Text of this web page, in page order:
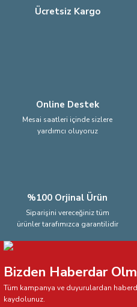
Ürün açıklamasında eksik bilgiler
Ücretsiz Kargo
Online Destek
Mesai saatleri içinde sizlere
yardımcı oluyoruz
%100 Orjinal Ürün
Siparişini vereceğiniz tüm
ürünler tarafımızca garantilidir
Bizden Haberdar
Tüm kampanya ve duyurulardan
kaydolunuz.